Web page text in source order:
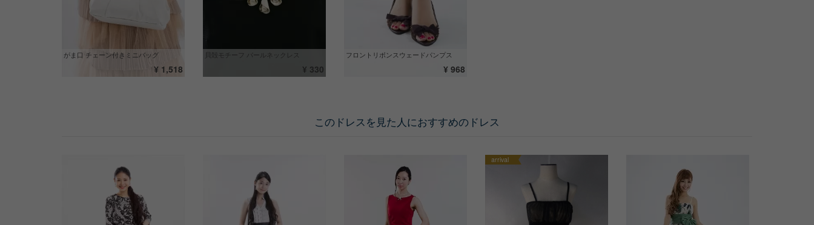
がま口 チェーン付きミニバッグ
¥ 1,518
貝殻モチーフ パールネックレス
¥ 330
フロントリボンスウェードパンプス
¥ 968
このドレスを見た人におすすめのドレス
arrival